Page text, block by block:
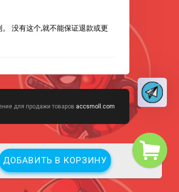
没有这个,就不能保证退款或更
для продажи товаров accsmoll.com
ДОБАВИТЬ В КОРЗИНУ